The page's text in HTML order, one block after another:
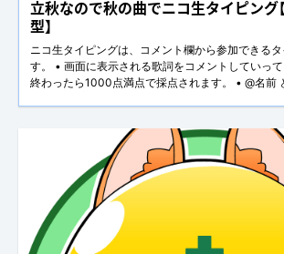
立秋なので秋の曲でニコ生タイピング
型】
ニコ生タイピングは、コメント欄から参加できる
す。 • 画面に表示される歌詞をコメントしていってください。 • 曲が
終わったら1000点満点で採点されます。 • @名前
字・全角半角無視。 • 空白から空白まで全部をひら
字は英字のまま) で入力した場合、正しく入力した